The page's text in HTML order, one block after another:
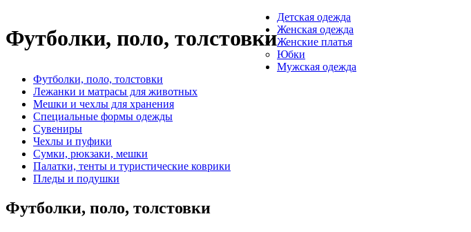
Футболки, поло, толстовки
Детская одежда
Женская одежда
Женские платья
Юбки
Мужская одежда
Футболки, поло, толстовки
Лежанки и матрасы для животных
Мешки и чехлы для хранения
Специальные формы одежды
Сувениры
Чехлы и пуфики
Сумки, рюкзаки, мешки
Палатки, тенты и туристические коврики
Пледы и подушки
Футболки, поло, толстовки